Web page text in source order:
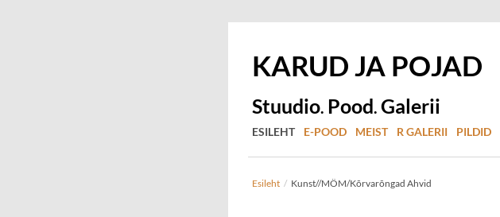
KARUD JA POJAD
Stuudio. Pood. Galerii
ESILEHT E-POOD MEIST R GALERII PILDID
Esileht / Kunst//MÖM/Kõrvarõngad Ahvid